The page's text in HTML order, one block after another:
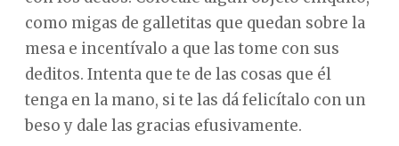
como migas de galletitas que quedan sobre la
mesa e incentívalo a que las tome con sus
deditos. Intenta que te de las cosas que él
tenga en la mano, si te las dá felicítalo con un
beso y dale las gracias efusivamente.